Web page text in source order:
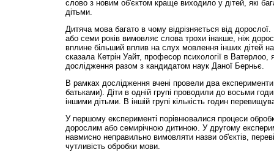
слово з новим об'єктом краще виходило у дітей, які
дітьми.
Дитяча мова багато в чому відрізняється від дорослої.
або семи років вимовляє слова трохи інакше, ніж
вплине більший вплив на слух мовлення інших дітей на
сказала Кетрін Уайт, професор психології в Ватерлоо,
дослідження разом з кандидатом наук Даної Берньє.
В рамках дослідження вчені провели два
батьками). Діти в одній групі проводили до восьми
іншими дітьми. В іншій групі кількість годин
У першому експерименті порівнювалися процеси
дорослим або семирічною дитиною. У другому
навмисно неправильно вимовляти назви об'єктів,
чутливість обробки мови.